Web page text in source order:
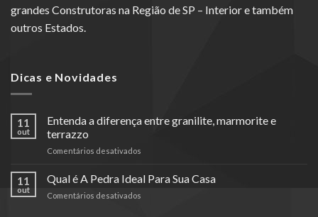
grandes Construtoras na Região de SP – Interior e também
outros Estados.
Dicas e Novidades
11
out
Entenda a diferença entre granilite, marmorite e
terrazzo
Comentários desativados
a
11
out
Qual é A Pedra Ideal Para Sua Casa
Comentários desativados